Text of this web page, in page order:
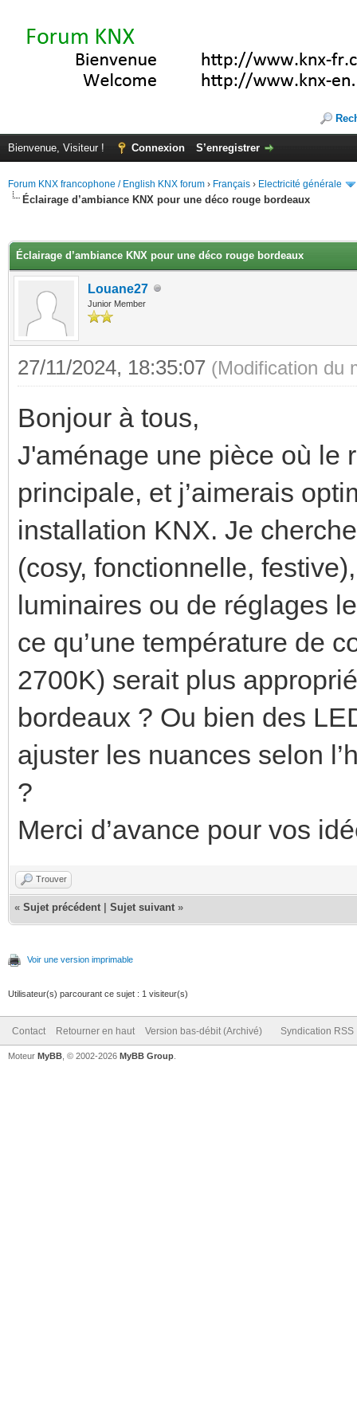
Bienvenue, Visiteur ! Connexion S’enregistrer
Forum KNX francophone / English KNX forum › Français › Electricité générale
Éclairage d’ambiance KNX pour une déco rouge bordeaux
Éclairage d’ambiance KNX pour une déco rouge bordeaux
Louane27
Junior Member
27/11/2024, 18:35:07 (Modification du
Bonjour à tous,
J'aménage une pièce où le
principale, et j’aimerais
installation KNX. Je
(cosy, fonctionnelle,
luminaires ou de réglages
ce qu’une température de
2700K) serait plus
bordeaux ? Ou bien des
ajuster les nuances selon
?
Merci d’avance pour vos
Trouver
« Sujet précédent Sujet suivant »
Voir une version imprimable
Utilisateur(s) parcourant ce sujet : 1 visiteur(s)
Contact Retourner en haut Version bas-débit (Archivé) Syndication RSS
Moteur MyBB , © 2002-2026 MyBB Group